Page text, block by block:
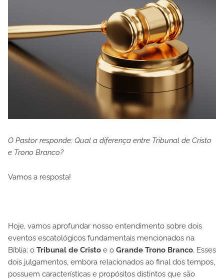
O Pastor responde: Qual a diferença entre Tribunal de Cristo
e Trono Branco?
Vamos a resposta!
Hoje, vamos aprofundar nosso entendimento sobre dois
eventos escatológicos fundamentais mencionados na
Bíblia: o Tribunal de Cristo e o Grande Trono Branco. Esses
dois julgamentos, embora relacionados ao final dos tempos,
possuem características e propósitos distintos que são